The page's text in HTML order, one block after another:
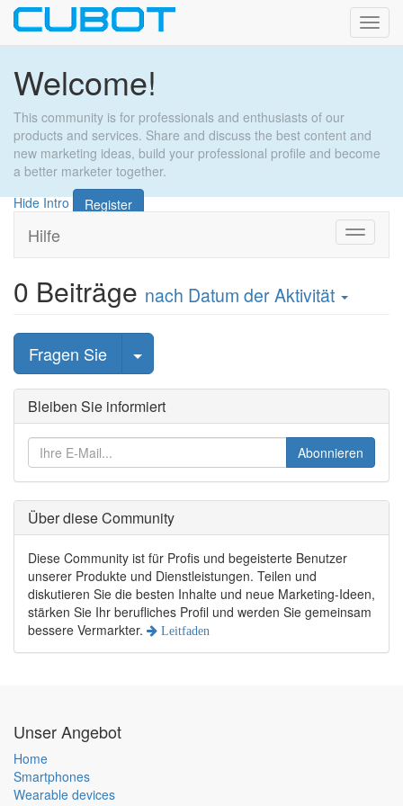
Welcome!
This community is for professionals and enthusiasts of our
products and services. Share and discuss the best content and
new marketing ideas, build your professional profile and become
a better marketer together.
Hide Intro
Register
Zu
Hilfe
0 Beiträge nach Datum der Aktivität
Fragen Sie Beitrag auswählen
Bleiben Sie informiert
Abonnieren
Über diese Community
Diese Community ist für Profis und begeisterte Benutzer
unserer Produkte und Dienstleistungen. Teilen und
diskutieren Sie die besten Inhalte und neue Marketing-Ideen,
stärken Sie Ihr berufliches Profil und werden Sie gemeinsam
bessere Vermarkter.
Leitfaden
Unser Angebot
Home
Smartphones
Wearable devices